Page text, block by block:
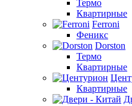
Термо
Квартирные
Ferroni
Феникс
Dorston
Термо
Квартирные
Квартирные